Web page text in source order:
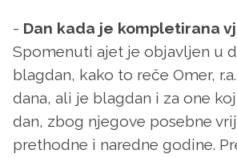
- Dan kada je kompletirana
Spomenuti ajet je objavljen u
blagdan, kako to reče Omer,
dana, ali je blagdan i za one
dan, zbog njegove posebne
prethodne i naredne godine.